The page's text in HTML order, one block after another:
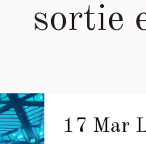
sortie
17 Mar